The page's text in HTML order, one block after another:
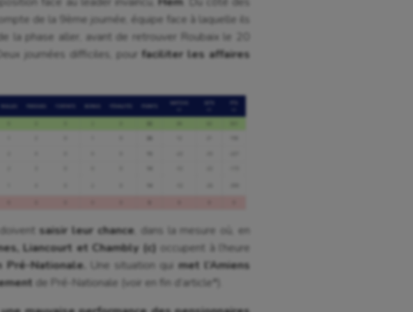
rythmique
et Paralympiques
Patinage artistique
Pétanque
Randonnée / Marche
Roller-derby
de la 9ème journée, équipe face à laquelle ils
la phase aller, avant de retrouver Roubaix le 20
journées difficiles, pour faciliter les affaires
saisir leur chance , dans la mesure où, en
Liancourt et Chambly (c)
occupent à l’heure
Nationale. Une situation qui met l’Amiens
de Pré-Nationale (voir en fin d’article*).